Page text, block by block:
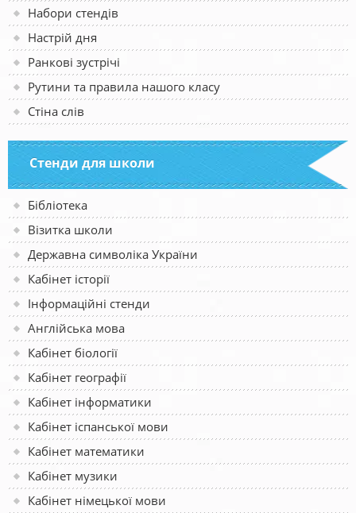
Набори стендів
Настрій дня
Ранкові зустрічі
Рутини та правила нашого класу
Стіна слів
Стенди для школи
Бібліотека
Візитка школи
Державна символіка України
Кабінет історії
Інформаційні стенди
Англійська мова
Кабінет біології
Кабінет географії
Кабінет інформатики
Кабінет іспанської мови
Кабінет математики
Кабінет музики
Кабінет німецької мови